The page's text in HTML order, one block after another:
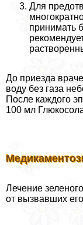
Для
принимать
До приезда
воду без газа
После каждого
100 мл
Лечение
от вызвавших